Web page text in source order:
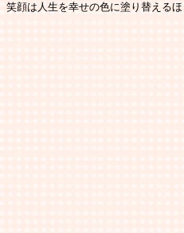
笑顔は人生を幸せの色に塗り替える